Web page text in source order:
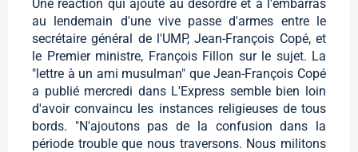
Une réaction qui ajoute au désordre et à l'embarras
au lendemain d'une vive passe d'armes entre le
secrétaire général de l'UMP, Jean-François Copé, et
le Premier ministre, François Fillon sur le sujet. La
"lettre à un ami musulman" que Jean-François Copé
a publié mercredi dans L'Express semble bien loin
d'avoir convaincu les instances religieuses de tous
bords. "N'ajoutons pas de la confusion dans la
période trouble que nous traversons. Nous militons